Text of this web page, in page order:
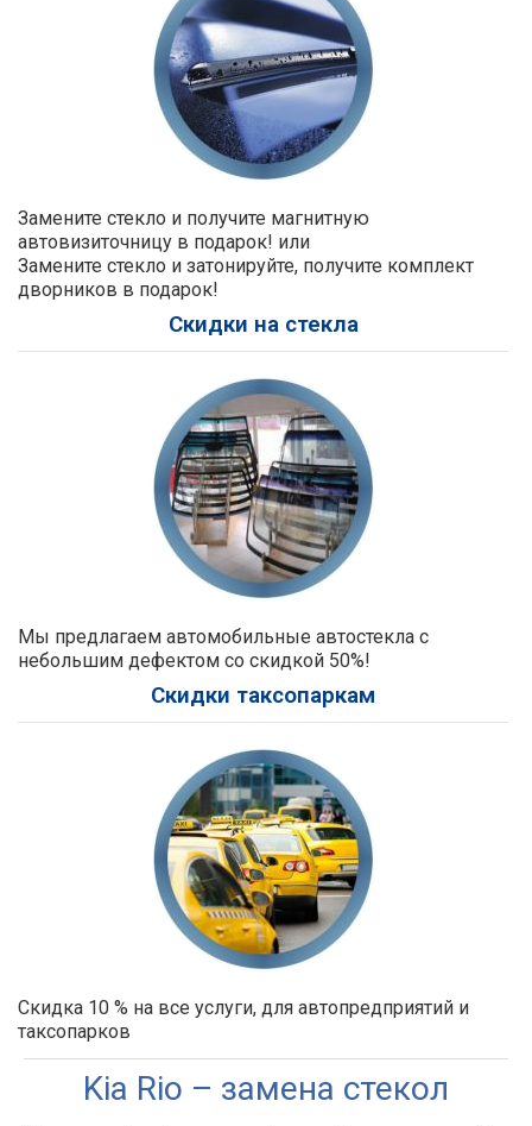
Замените стекло и получите магнитную
автовизиточницу в подарок! или
Замените стекло и затонируйте, получите комплект
дворников в подарок!
Скидки на стекла
Мы предлагаем автомобильные автостекла с
небольшим дефектом со скидкой 50%!
Скидки таксопаркам
Скидка 10 % на все услуги, для автопредприятий и
таксопарков
Kia Rio – замена стекол